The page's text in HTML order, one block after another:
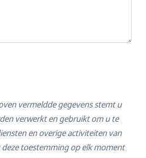
vermeldde gegevens stemt u
verwerkt en gebruikt om u te
en overige activiteiten van
toestemming op elk moment